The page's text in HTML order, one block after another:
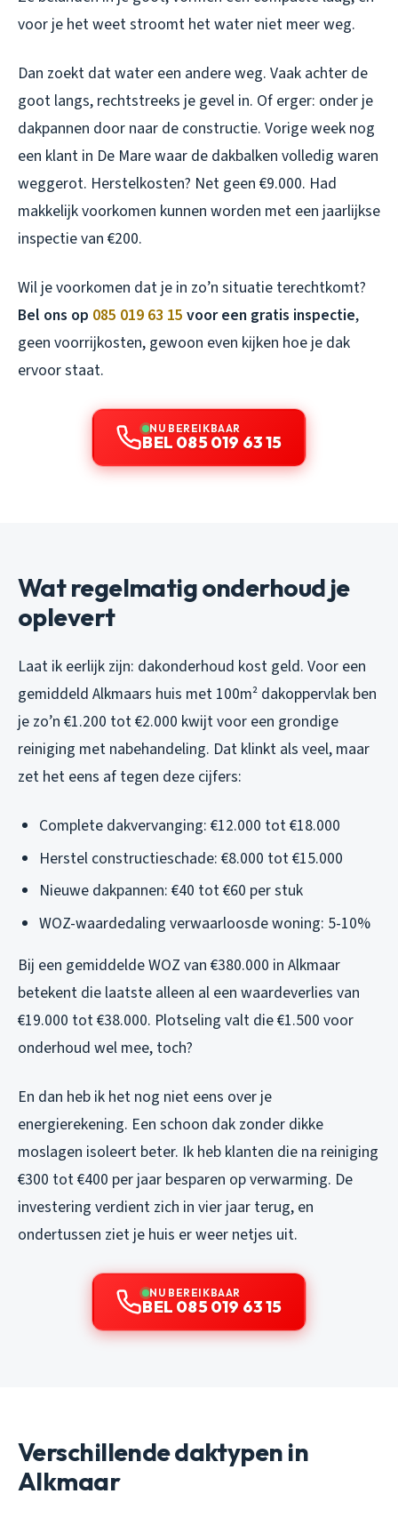
voor je het weet stroomt het water niet meer weg.
Dan zoekt dat water een andere weg. Vaak achter de
goot langs, rechtstreeks je gevel in. Of erger: onder je
dakpannen door naar de constructie. Vorige week nog
een klant in De Mare waar de dakbalken volledig waren
weggerot. Herstelkosten? Net geen €9.000. Had
makkelijk voorkomen kunnen worden met een jaarlijkse
inspectie van €200.
Wil je voorkomen dat je in zo’n situatie terechtkomt?
Bel ons op 085 019 63 15 voor een gratis inspectie,
geen voorrijkosten, gewoon even kijken hoe je dak
ervoor staat.
NU BEREIKBAAR
BEL 085 019 63 15
Wat regelmatig onderhoud je
oplevert
Laat ik eerlijk zijn: dakonderhoud kost geld. Voor een
gemiddeld Alkmaars huis met 100m² dakoppervlak ben
je zo’n €1.200 tot €2.000 kwijt voor een grondige
reiniging met nabehandeling. Dat klinkt als veel, maar
zet het eens af tegen deze cijfers:
Complete dakvervanging: €12.000 tot €18.000
Herstel constructieschade: €8.000 tot €15.000
Nieuwe dakpannen: €40 tot €60 per stuk
WOZ-waardedaling verwaarloosde woning: 5-10%
Bij een gemiddelde WOZ van €380.000 in Alkmaar
betekent die laatste alleen al een waardeverlies van
€19.000 tot €38.000. Plotseling valt die €1.500 voor
onderhoud wel mee, toch?
En dan heb ik het nog niet eens over je
energierekening. Een schoon dak zonder dikke
moslagen isoleert beter. Ik heb klanten die na reiniging
€300 tot €400 per jaar besparen op verwarming. De
investering verdient zich in vier jaar terug, en
ondertussen ziet je huis er weer netjes uit.
NU BEREIKBAAR
BEL 085 019 63 15
Verschillende daktypen in
Alkmaar